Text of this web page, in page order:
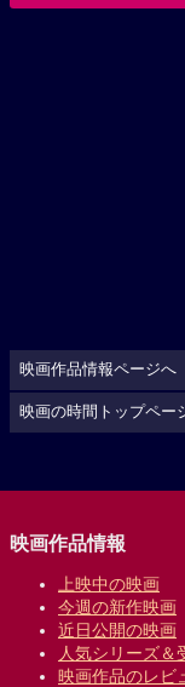
映画作品情報ページへ
映画の時間トップペー
映画作品情報
上映中の映画
今週の新作映画
近日公開の映画
人気シリーズ＆
映画作品のレビ